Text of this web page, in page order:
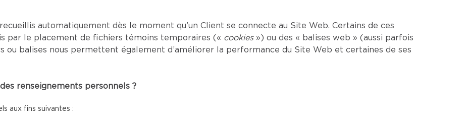
automatiquement dès le moment qu’un Client se connecte au Site Web. Certains de ces
par le placement de fichiers témoins temporaires (« cookies») ou des « balises web » (aussi parfois
ou balises nous permettent également d’améliorer la performance du Site Web et certaines de ses
renseignements personnels ?
aux fins suivantes :